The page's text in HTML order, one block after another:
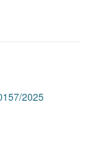
2025